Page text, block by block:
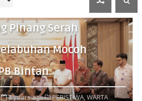
Pinang Serah
Mocoh
Bintan
3 years ago PERISTIWA,WARTA